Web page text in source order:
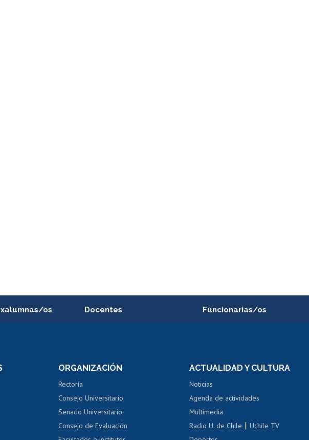
os
alumnos
exalumnos
y grados
Docentes
Perfeccionamiento
Evaluación docente
Calificación académica
Postulación al AUCAI
Funcionarias/os
Portal de movilidad interna
Certificado de renta
Certificado de renta
ORGANIZACIÓN
Rectoría
Consejo Universitario
Senado Universitario
Consejo de Evaluación
ACTUALIDAD Y CULTURA
Noticias
Agenda de actividades
Multimedia
Radio U. de Chile |Uchile TV